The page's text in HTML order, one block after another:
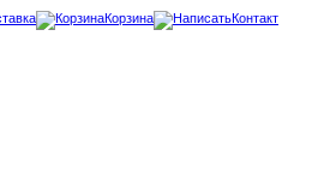
Корзина
Контакт